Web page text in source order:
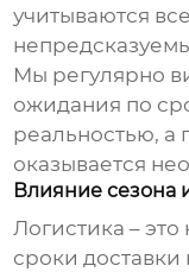
учитываются
Мы регулярно
ожидания по
реальностью, а
оказывается
Влияние сезона
Логистика – это
сроки